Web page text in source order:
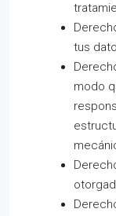
tus
modo